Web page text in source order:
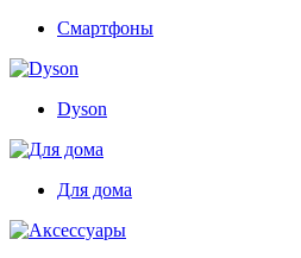
Смартфоны
Dyson
Для дома